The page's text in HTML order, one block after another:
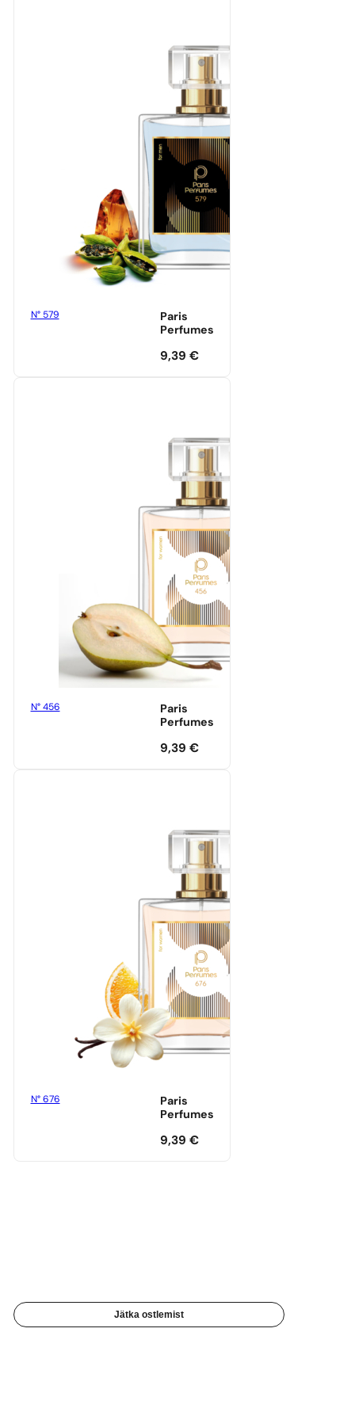
N° 579
Paris
Perfumes
9,39 €
N° 456
Paris
Perfumes
9,39 €
N° 676
Paris
Perfumes
9,39 €
Jätka ostlemist